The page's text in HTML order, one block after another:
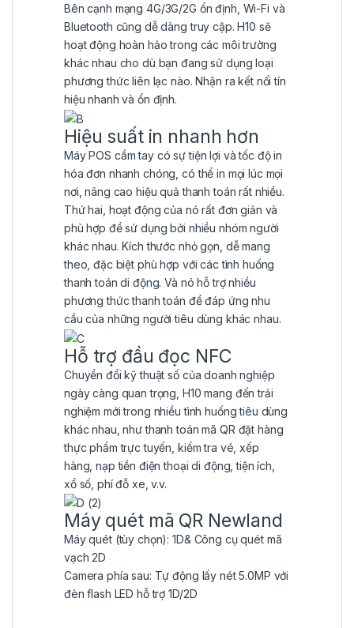
Bên cạnh mạng 4G/3G/2G ổn định, Wi-Fi và
Bluetooth cũng dễ dàng truy cập. H10 sẽ
hoạt động hoàn hảo trong các môi trường
khác nhau cho dù bạn đang sử dụng loại
phương thức liên lạc nào. Nhận ra kết nối tín
hiệu nhanh và ổn định.
Hiệu suất in nhanh hơn
Máy POS cầm tay có sự tiện lợi và tốc độ in
hóa đơn nhanh chóng, có thể in mọi lúc mọi
nơi, nâng cao hiệu quả thanh toán rất nhiều.
Thứ hai, hoạt động của nó rất đơn giản và
phù hợp để sử dụng bởi nhiều nhóm người
khác nhau. Kích thước nhỏ gọn, dễ mang
theo, đặc biệt phù hợp với các tình huống
thanh toán di động. Và nó hỗ trợ nhiều
phương thức thanh toán để đáp ứng nhu
cầu của những người tiêu dùng khác nhau.
Hỗ trợ đầu đọc NFC
Chuyển đổi kỹ thuật số của doanh nghiệp
ngày càng quan trọng, H10 mang đến trải
nghiệm mới trong nhiều tình huống tiêu dùng
khác nhau, như thanh toán mã QR đặt hàng
thực phẩm trực tuyến, kiểm tra vé, xếp
hàng, nạp tiền điện thoại di động, tiện ích,
xổ số, phí đỗ xe, v.v.
Máy quét mã QR Newland
Máy quét (tùy chọn): 1D& Công cụ quét mã
vạch 2D
Camera phía sau: Tự động lấy nét 5.0MP với
đèn flash LED hỗ trợ 1D/2D